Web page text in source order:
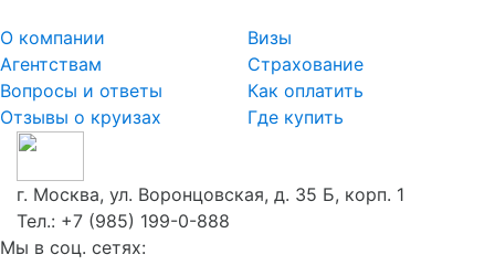
О компании
Агентствам
Вопросы и ответы
Отзывы о круизах
Визы
Страхование
Как оплатить
Где купить
г. Москва, ул. Воронцовская, д. 35 Б, корп. 1
Тел.: +7 (985) 199-0-888
Мы в соц. сетях: